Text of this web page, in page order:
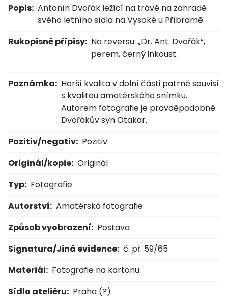
Popis: Antonín Dvořák ležící na trávě na zahradě
svého letního sídla na Vysoké u Příbramě.
Rukopisné přípisy: Na reversu: „Dr. Ant. Dvořák“,
perem, černý inkoust.
Poznámka: Horší kvalita v dolní části patrně souvisí
s kvalitou amatérského snímku.
Autorem fotografie je pravděpodobně
Dvořákův syn Otakar.
Pozitiv/negativ: Pozitiv
Originál/kopie: Originál
Typ: Fotografie
Autorství: Amatérská fotografie
Způsob vyobrazení: Postava
Signatura/Jiná evidence: č. př. 59/65
Materiál: Fotografie na kartonu
Sídlo ateliéru: Praha (?)